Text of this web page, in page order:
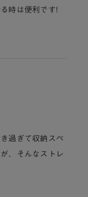
時は便利です!
過ぎて収納スペ
、そんなストレ